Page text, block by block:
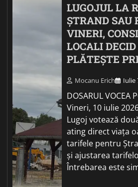
LUGOJUL LA
ȘTRAND SAU
VINERI,
LOCALI
PLĂTEȘTE
Mocanu Erich Iulie
DOSARUL VOCEA
Vineri, 10 iulie
Lugoj votează
ating direct viața
tarifele pentru
și ajustarea
Întrebarea este